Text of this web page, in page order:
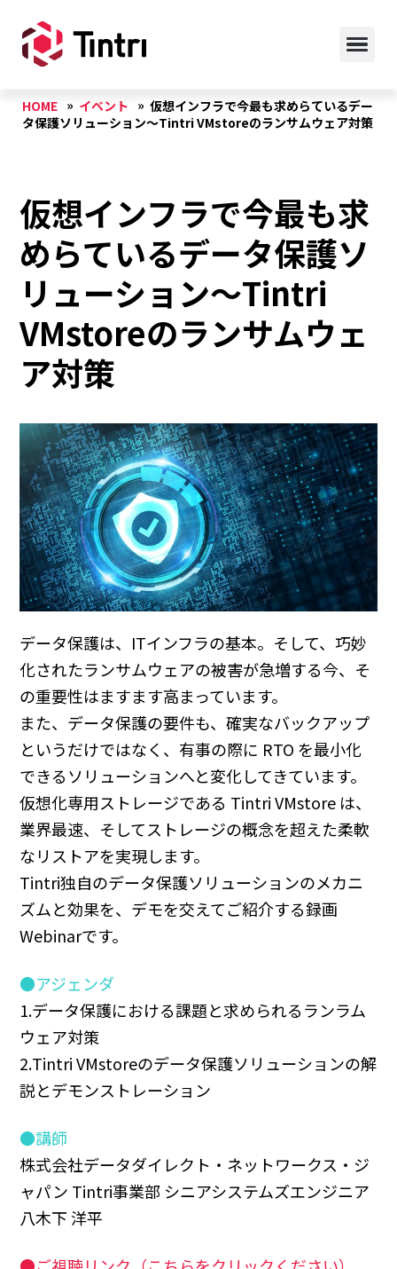
HOME イベント
仮想インフラで今最も求めらているデー
タ保護ソリューション～Tintri VMstoreのランサムウェア対策
仮想インフラで今最も求
めらているデータ保護ソ
リューション～Tintri
VMstoreのランサムウェ
ア対策
データ保護は、ITインフラの基本。そして、巧妙
化されたランサムウェアの被害が急増する今、そ
の重要性はますます高まっています。
また、データ保護の要件も、確実なバックアップ
というだけではなく、有事の際に RTO を最小化
できるソリューションへと変化してきています。
仮想化専用ストレージである Tintri VMstore は、
業界最速、そしてストレージの概念を超えた柔軟
なリストアを実現します。
Tintri独自のデータ保護ソリューションのメカニ
ズムと効果を、デモを交えてご紹介する録画
Webinarです。
●アジェンダ
1.データ保護における課題と求められるランラム
ウェア対策
2.Tintri VMstoreのデータ保護ソリューションの解
説とデモンストレーション
●講師
株式会社データダイレクト・ネットワークス・ジ
ャパン Tintri事業部 シニアシステムズエンジニア
八木下 洋平